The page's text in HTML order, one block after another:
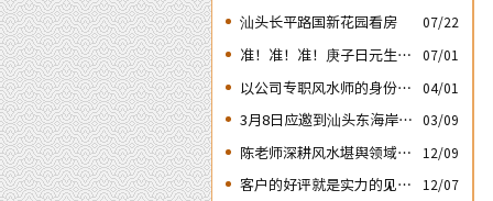
汕头长平路国新花园看房
07/22
准！准！准！庚子日元生人
丙午流年的运势判断实例：
07/01
以公司专职风水师的身份应
邀出席《星橙网络科技公
司》成立5周年庆典
04/01
3月8日应邀到汕头东海岸新
城为朋友的亲戚堪舆住房风
水
03/09
陈老师深耕风水堪舆领域四
12/09
客户的好评就是实力的见
12/07